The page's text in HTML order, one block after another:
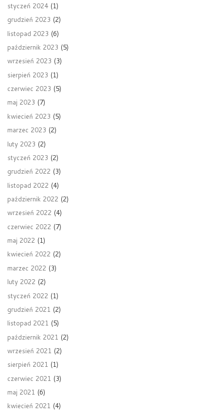
styczeń 2024 (1)
grudzień 2023 (2)
listopad 2023 (6)
październik 2023 (5)
wrzesień 2023 (3)
sierpień 2023 (1)
czerwiec 2023 (5)
maj 2023 (7)
kwiecień 2023 (5)
marzec 2023 (2)
luty 2023 (2)
styczeń 2023 (2)
grudzień 2022 (3)
listopad 2022 (4)
październik 2022 (2)
wrzesień 2022 (4)
czerwiec 2022 (7)
maj 2022 (1)
kwiecień 2022 (2)
marzec 2022 (3)
luty 2022 (2)
styczeń 2022 (1)
grudzień 2021 (2)
listopad 2021 (5)
październik 2021 (2)
wrzesień 2021 (2)
sierpień 2021 (1)
czerwiec 2021 (3)
maj 2021 (6)
kwiecień 2021 (4)